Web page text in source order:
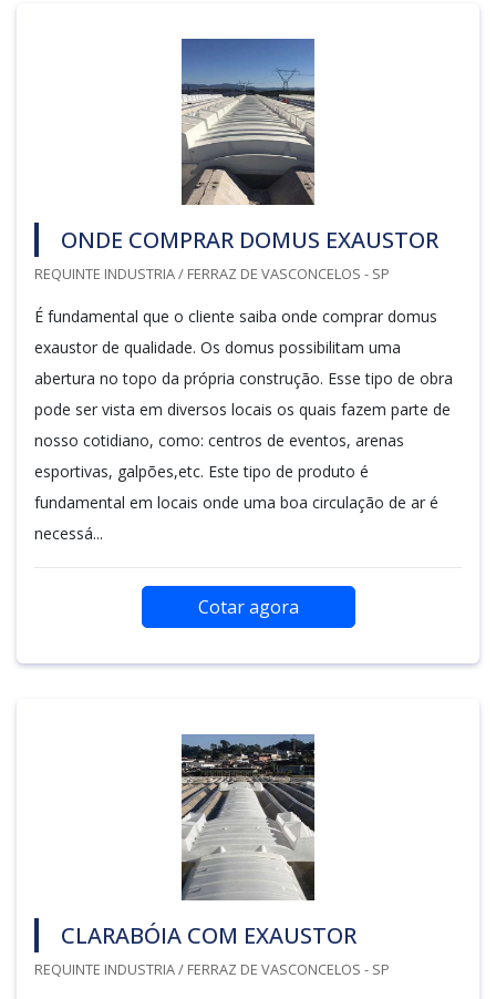
ONDE COMPRAR DOMUS EXAUSTOR
REQUINTE INDUSTRIA / FERRAZ DE VASCONCELOS - SP
É fundamental que o cliente saiba onde comprar domus
exaustor de qualidade. Os domus possibilitam uma
abertura no topo da própria construção. Esse tipo de obra
pode ser vista em diversos locais os quais fazem parte de
nosso cotidiano, como: centros de eventos, arenas
esportivas, galpões,etc. Este tipo de produto é
fundamental em locais onde uma boa circulação de ar é
necessá...
Cotar agora
CLARABÓIA COM EXAUSTOR
REQUINTE INDUSTRIA / FERRAZ DE VASCONCELOS - SP